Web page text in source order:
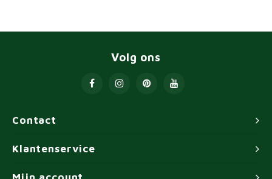
Contact
Volg ons
Klantenservice